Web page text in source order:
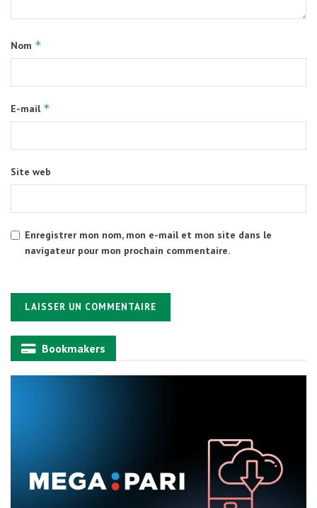
Nom *
E-mail *
Site web
Enregistrer mon nom, mon e-mail et mon site dans le
navigateur pour mon prochain commentaire.
Alternative:Bookmakers